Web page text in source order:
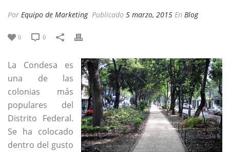
Por Equipo de Marketing Publicado 5 marzo, 2015 En Blog
0 0
La Condesa es
una de las
colonias más
populares del
Distrito Federal.
Se ha colocado
dentro del gusto